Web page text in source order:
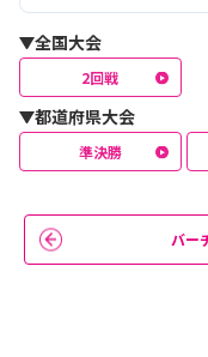
こっちだって北海道か
NT601/07 23:39
ここから巻き返そう！
NT601/07 23:39
頑張れ！！！！
unname01/07 23:37
ブロック頑張らないとな
全国大会
2回戦
都道府県大会
準決勝
バー